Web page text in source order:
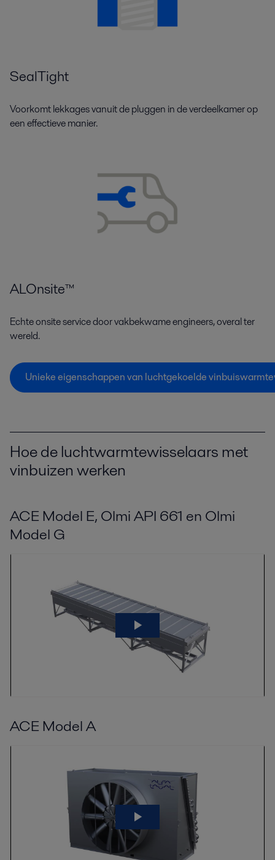
SealTight
Voorkomt lekkages vanuit de pluggen in de verdeelkamer op
een effectieve manier.
ALOnsite™
Echte onsite service door vakbekwame engineers, overal ter
wereld.
Unieke eigenschappen van luchtgekoelde
Hoe de luchtwarmtewisselaars met
vinbuizen werken
ACE Model E, Olmi API 661 en Olmi
Model G
ACE Model A